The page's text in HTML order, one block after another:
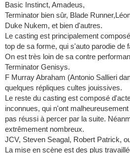
Basic Instinct, Amadeus,
Terminator bien sûr, Blade
Duke Nukem, et bien d'autres.
Le casting est principalement
top de sa forme, qui s'auto parodie de
On est très loin de sa contre
Terminator Genisys.
F Murray Abraham (Antonio Sallieri
quelques répliques cultes jouissives.
Le reste du casting est composé
inconnues, qui n'ont malheureusement
pas réussi à percer par la suite.
extrêmement nombreux.
JCV, Steven Seagal, Robert Patrick,
La mise en scène est des plus